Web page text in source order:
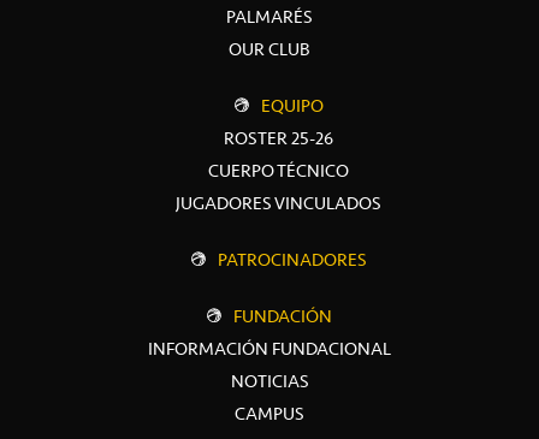
PALMARÉS
OUR CLUB
EQUIPO
ROSTER 25-26
CUERPO TÉCNICO
JUGADORES VINCULADOS
PATROCINADORES
FUNDACIÓN
INFORMACIÓN FUNDACIONAL
NOTICIAS
CAMPUS